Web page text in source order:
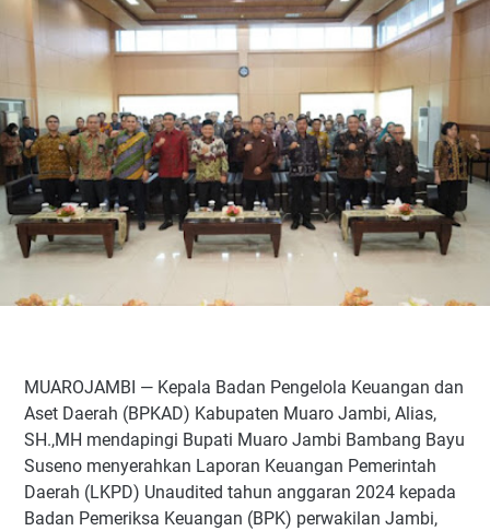
MUAROJAMBI — Kepala Badan Pengelola Keuangan dan
Aset Daerah (BPKAD) Kabupaten Muaro Jambi, Alias,
SH.,MH mendapingi Bupati Muaro Jambi Bambang Bayu
Suseno menyerahkan Laporan Keuangan Pemerintah
Daerah (LKPD) Unaudited tahun anggaran 2024 kepada
Badan Pemeriksa Keuangan (BPK) perwakilan Jambi,